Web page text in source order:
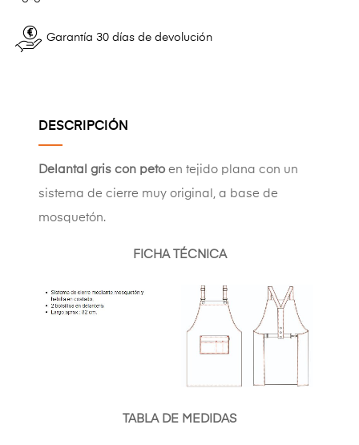
Garantía 30 días de devolución
DESCRIPCIÓN
Delantal gris con peto en tejido plana con un
sistema de cierre muy original, a base de
mosquetón.
FICHA TÉCNICA
TABLA DE MEDIDAS